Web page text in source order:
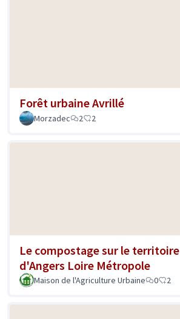
Forêt urbaine Avrillé
Morzadec
2 2
Le compostage sur le territoire
d'Angers Loire Métropole
Maison de l'Agriculture Urbaine 0 2